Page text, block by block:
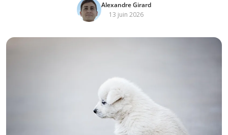
Alexandre Girard
13 juin 2026